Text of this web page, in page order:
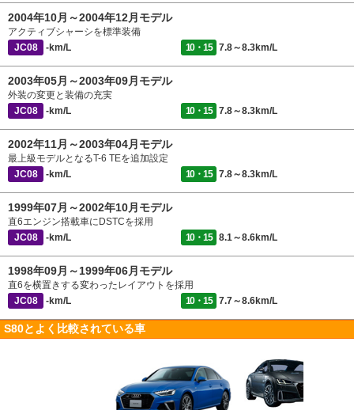
2004年10月～2004年12月モデル
アクティブシャーシを標準装備
JC08
-km/L 10・15 7.8～8.3km/L
2003年05月～2003年09月モデル
外装の変更と装備の充実
JC08
-km/L 10・15 7.8～8.3km/L
2002年11月～2003年04月モデル
最上級モデルとなるT-6 TEを追加設定
JC08
-km/L 10・15 7.8～8.3km/L
1999年07月～2002年10月モデル
直6エンジン搭載車にDSTCを採用
JC08
-km/L 10・15 8.1～8.6km/L
1998年09月～1999年06月モデル
直6を横置きする変わったレイアウトを採用
JC08
-km/L 10・15 7.7～8.6km/L
S80とよく比較されている車